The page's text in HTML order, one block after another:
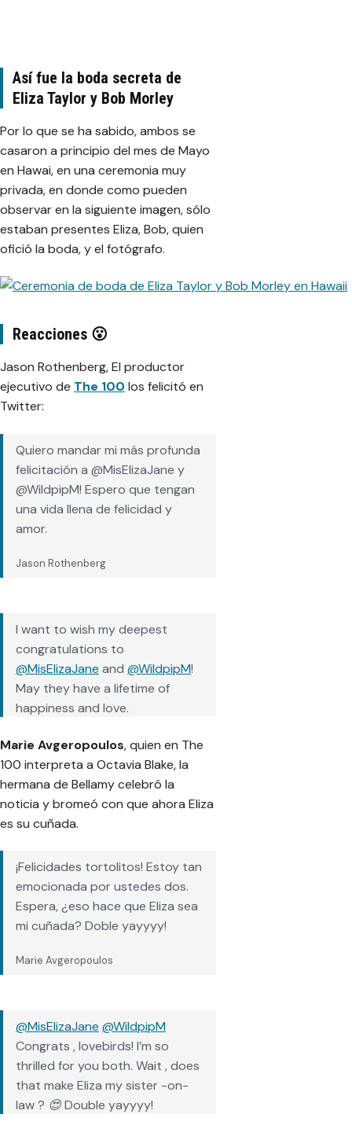
Así fue la boda secreta de
Eliza Taylor y Bob Morley
Por lo que se ha sabido, ambos se
casaron a principio del mes de Mayo
en Hawai, en una ceremonia muy
privada, en donde como pueden
observar en la siguiente imagen, sólo
estaban presentes Eliza, Bob, quien
ofició la boda, y el fotógrafo.
Reacciones 😮
Jason Rothenberg, El productor
ejecutivo de The 100 los felicitó en
Twitter:
Quiero mandar mi más profunda
felicitación a @MisElizaJane y
@WildpipM! Espero que tengan
una vida llena de felicidad y
amor.
Jason Rothenberg
I want to wish my deepest
congratulations to
@MisElizaJane and @WildpipM!
May they have a lifetime of
happiness and love.
— Jason Rothenberg
(@JRothenbergTV)June 8, 2019
Marie Avgeropoulos, quien en The
100 interpreta a Octavia Blake, la
hermana de Bellamy celebró la
noticia y bromeó con que ahora Eliza
es su cuñada.
¡Felicidades tortolitos! Estoy tan
emocionada por ustedes dos.
Espera, ¿eso hace que Eliza sea
mi cuñada? Doble yayyyy!
Marie Avgeropoulos
@MisElizaJane @WildpipM
Congrats , lovebirds! I’m so
thrilled for you both. Wait , does
that make Eliza my sister -on-
law ? 😍 Double yayyyy!